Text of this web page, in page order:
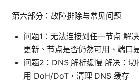
第六部分：故障排除与常见问题
问题1：无法连接到任一节点 解
更新、节点是否仍然可用、端口
问题2：DNS 解析缓慢 解决：
用 DoH/DoT，清理 DNS 缓存